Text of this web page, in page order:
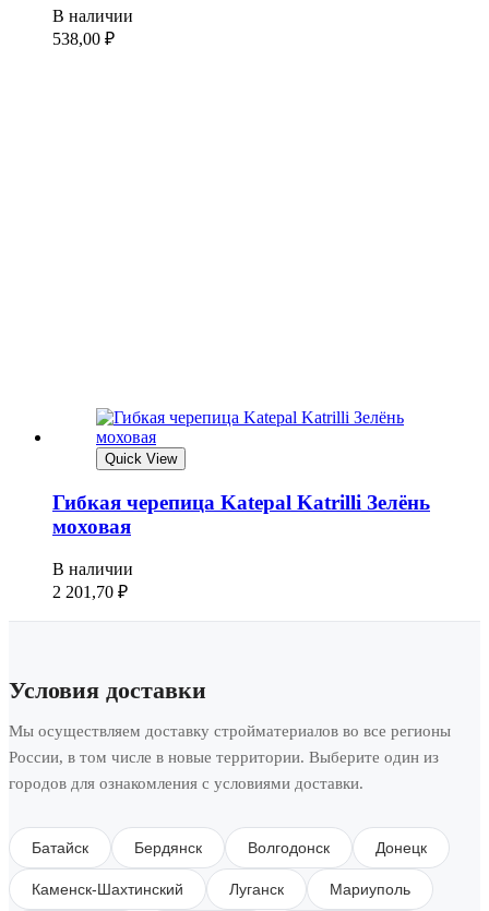
В наличии
538,00 ₽
Quick View
Гибкая черепица Katepal Katrilli Зелёнь
моховая
В наличии
2 201,70 ₽
Условия доставки
Мы осуществляем доставку стройматериалов во все регионы
России, в том числе в новые территории. Выберите один из
городов для ознакомления с условиями доставки.
Батайск Бердянск Волгодонск Донецк
Каменск-Шахтинский Луганск Мариуполь